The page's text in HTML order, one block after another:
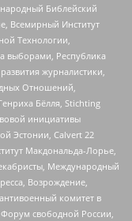
Библейский
Всемирный Институт
Технологии,
выборами, Республика
журналистики,
Отношений,
Бёлля, Stichting
инициативы
Эстонии, Calvert 22
Макдональда-Лорье,
Международный
Возрождение,
комитет в
свободной России,